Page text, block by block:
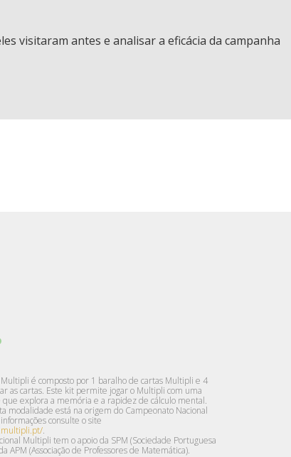
visitaram antes e analisar a eficácia da campanha
é composto por 1 baralho de cartas Multipli e 4
as cartas. Este kit permite jogar o Multipli com uma
explora a memória e a rapidez de cálculo mental.
modalidade está na origem do Campeonato Nacional
consulte o site
.
Multipli tem o apoio da SPM (Sociedade Portuguesa
APM (Associação de Professores de Matemática).